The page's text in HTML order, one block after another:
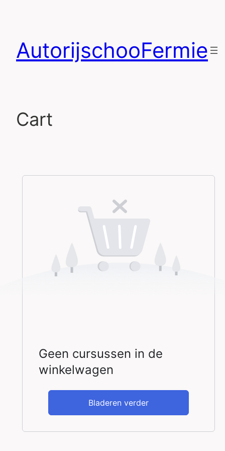
AutorijschooFermie
Cart
Geen cursussen in de
winkelwagen
Bladeren verder